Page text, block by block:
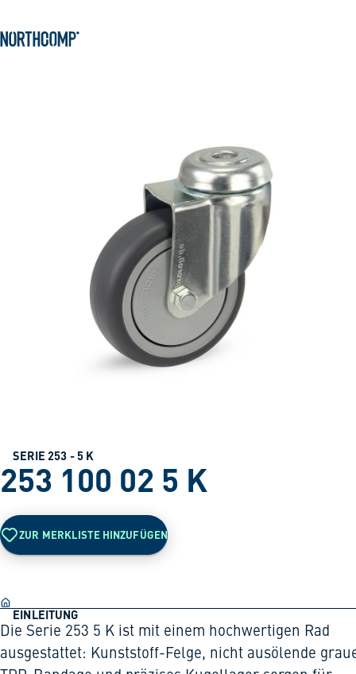
Zur Navigation springen
DE
SERIE 253 - 5 K
253 100 02 5 K
ZUR MERKLISTE HINZUFÜGEN
EINLEITUNG
Die Serie 253 5 K ist mit einem hochwertigen Rad
ausgestattet: Kunststoff-Felge, nicht ausölende